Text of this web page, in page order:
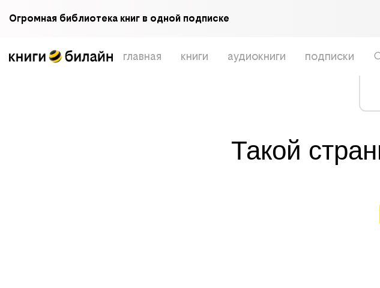
Огромная библиотека книг в одной подписке
главная книги аудиокниги подписки
Такой